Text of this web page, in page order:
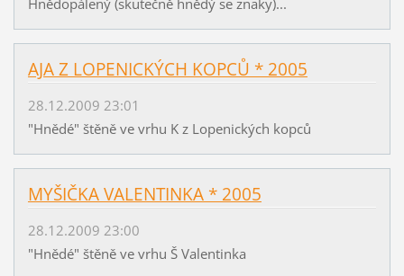
AJA Z LOPENICKÝCH KOPCŮ * 2005
28.12.2009 23:01
"Hnědé" štěně ve vrhu K z Lopenických kopců
MYŠIČKA VALENTINKA * 2005
28.12.2009 23:00
"Hnědé" štěně ve vrhu Š Valentinka